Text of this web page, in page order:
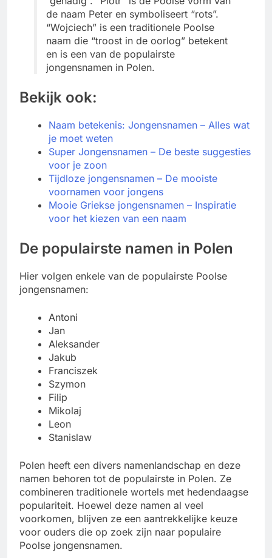
de naam Peter en symboliseert “rots”.
“Wojciech” is een traditionele Poolse
naam die “troost in de oorlog” betekent
en is een van de populairste
jongensnamen in Polen.
Bekijk ook:
Naam betekenis: Jongensnamen – Alles wat
je moet weten
Super Jongensnamen – De beste suggesties
voor je zoon
Tijdloze jongensnamen – De mooiste
voornamen voor jongens
Mooie Griekse jongensnamen – Inspiratie
voor het kiezen van een naam
De populairste namen in Polen
Hier volgen enkele van de populairste Poolse
jongensnamen:
Antoni
Jan
Aleksander
Jakub
Franciszek
Szymon
Filip
Mikolaj
Leon
Stanislaw
Polen heeft een divers namenlandschap en deze
namen behoren tot de populairste in Polen. Ze
combineren traditionele wortels met hedendaagse
populariteit. Hoewel deze namen al veel
voorkomen, blijven ze een aantrekkelijke keuze
voor ouders die op zoek zijn naar populaire
Poolse jongensnamen.